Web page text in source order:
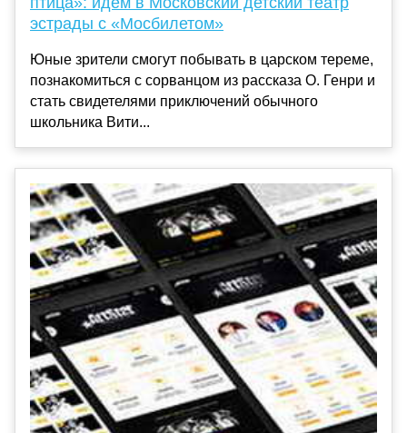
эстрады с «Мосбилетом»
Юные зрители смогут побывать в царском тереме,
познакомиться с сорванцом из рассказа О. Генри и
стать свидетелями приключений обычного
школьника Вити...